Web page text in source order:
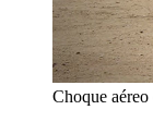
Choque